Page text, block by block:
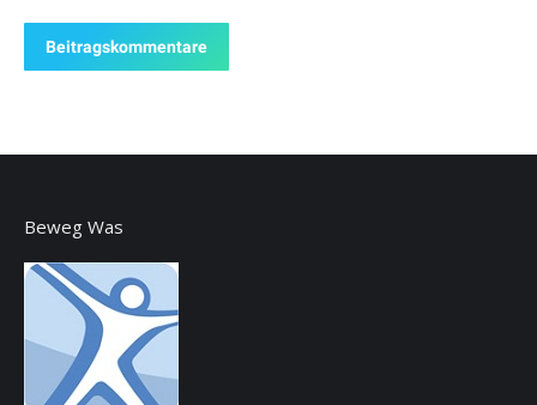
Beitragskommentare
Beweg Was